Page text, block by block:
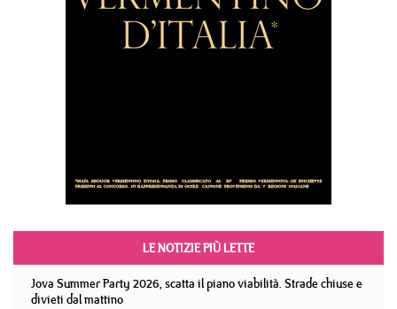
LE NOTIZIE PIÙ LETTE
Jova Summer Party 2026, scatta il piano viabilità. Strade chiuse e
divieti dal mattino